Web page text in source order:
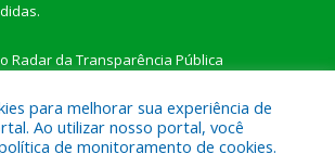
Radar da Transparência Pública
para melhorar sua experiência de
Ao utilizar nosso portal, você
de monitoramento de cookies.